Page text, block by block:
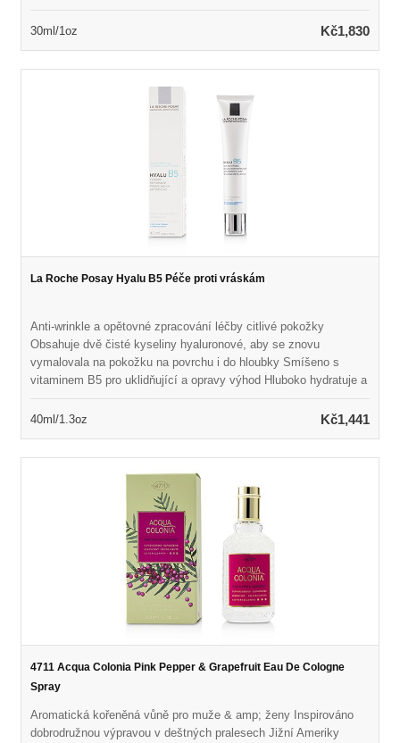
léčivé bylinkové centella asiatica Pomáhá vyplnit vrásky
30ml/1oz Kč1,830
La Roche Posay Hyalu B5 Péče proti vráskám
Anti-wrinkle a opětovné zpracování léčby citlivé pokožky
Obsahuje dvě čisté kyseliny hyaluronové, aby se znovu
vymalovala na pokožku na povrchu i do hloubky Smíšeno s
vitaminem B5 pro uklidňující a opravy výhod Hluboko hydratuje a
svěží a pružnější s přirozenou plností
40ml/1.3oz Kč1,441
4711 Acqua Colonia Pink Pepper & Grapefruit Eau De Cologne
Spray
Aromatická kořeněná vůně pro muže & amp; ženy Inspirováno
dobrodružnou výpravou v deštných pralesech Jižní Ameriky